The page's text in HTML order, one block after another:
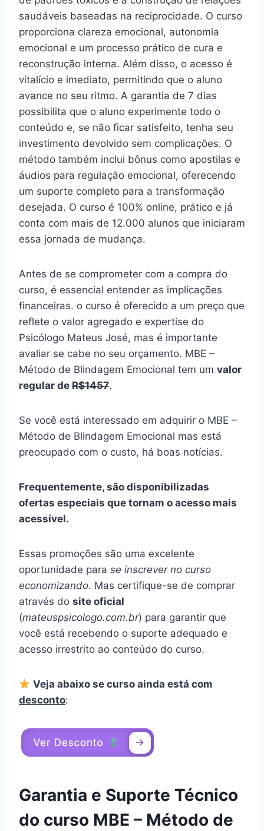
saudáveis baseadas na reciprocidade. O curso
proporciona clareza emocional, autonomia
emocional e um processo prático de cura e
reconstrução interna. Além disso, o acesso é
vitalício e imediato, permitindo que o aluno
avance no seu ritmo. A garantia de 7 dias
possibilita que o aluno experimente todo o
conteúdo e, se não ficar satisfeito, tenha seu
investimento devolvido sem complicações. O
método também inclui bônus como apostilas e
áudios para regulação emocional, oferecendo
um suporte completo para a transformação
desejada. O curso é 100% online, prático e já
conta com mais de 12.000 alunos que iniciaram
essa jornada de mudança.
Antes de se comprometer com a compra do
curso, é essencial entender as implicações
financeiras. o curso é oferecido a um preço que
reflete o valor agregado e expertise do
Psicólogo Mateus José, mas é importante
avaliar se cabe no seu orçamento. MBE –
Método de Blindagem Emocional tem um valor
regular de R$1457.
Se você está interessado em adquirir o MBE –
Método de Blindagem Emocional mas está
preocupado com o custo, há boas notícias.
Frequentemente, são disponibilizadas
ofertas especiais que tornam o acesso mais
acessível.
Essas promoções são uma excelente
oportunidade para se inscrever no curso
economizando. Mas certifique-se de comprar
através do site oficial
(mateuspsicologo.com.br) para garantir que
você está recebendo o suporte adequado e
acesso irrestrito ao conteúdo do curso.
Veja abaixo se curso ainda está com
desconto:
Garantia e Suporte Técnico
do curso MBE – Método de